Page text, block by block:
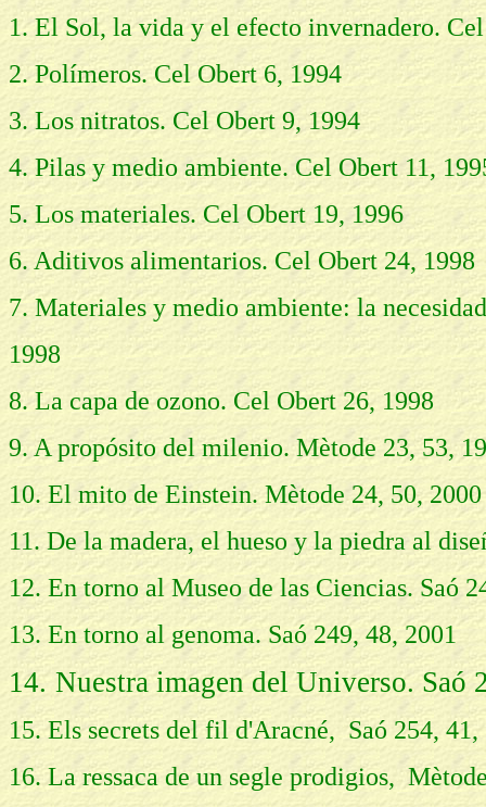
1. El Sol, la vida y el efecto invernadero.
2. Polímeros. Cel Obert 6, 1994
3. Los nitratos. Cel Obert 9, 1994
4. Pilas y medio ambiente. Cel Obert 11,
5. Los materiales. Cel Obert 19, 1996
6. Aditivos alimentarios. Cel Obert 24, 1998
7. Materiales y medio ambiente: la
1998
8. La capa de ozono. Cel Obert 26, 1998
9. A propósito del milenio. Mètode 23, 53,
10. El mito de Einstein. Mètode 24, 50, 2000
11. De la madera, el hueso y la piedra al
12. En torno al Museo de las Ciencias. Saó
13. En torno al genoma. Saó 249, 48, 2001
14. Nuestra imagen del Universo. Saó
15. Els secrets del fil d'Aracné, Saó 254, 41,
16. La ressaca de un segle prodigios,